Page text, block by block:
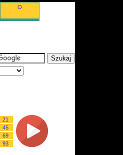
O
21
45
69
93